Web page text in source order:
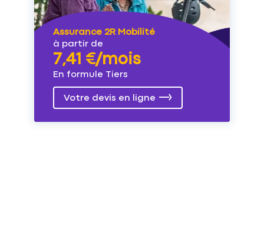
Assurance 2R Mobilité
à partir de
7,41 €/mois
En formule Tiers
Votre devis en ligne